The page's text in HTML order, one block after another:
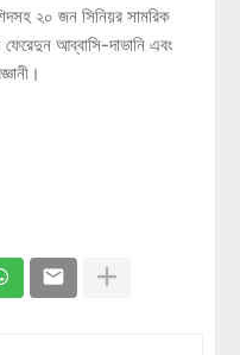
২০ জন সিনিয়র সামরিক
আব্বাসি-দাভানি এবং